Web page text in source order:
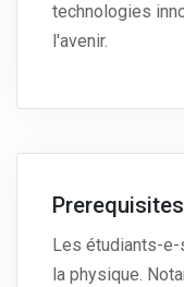
technologies
l'avenir.
Prerequisites
Les étudiants-
la physique.